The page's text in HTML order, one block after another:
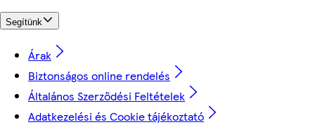
Segítünk
Árak
Biztonságos online rendelés
Általános Szerződési Feltételek
Adatkezelési és Cookie tájékoztató